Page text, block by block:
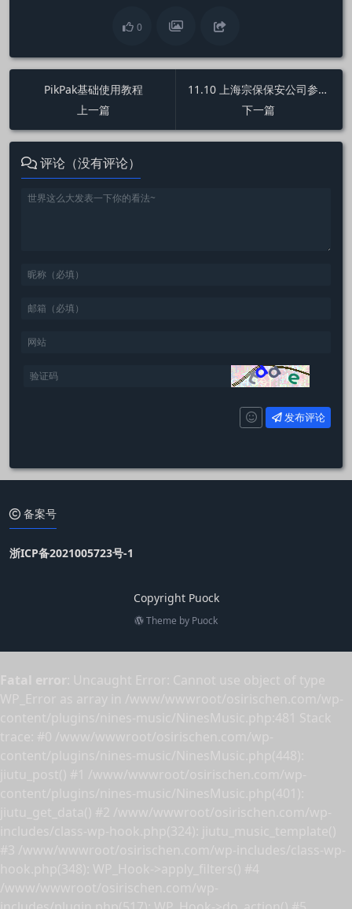
0
PikPak基础使用教程
上一篇
11.10 上海宗保保安公司参观见学
下一篇
评论（没有评论）
发布评论
备案号
浙ICP备2021005723号-1
Copyright Puock
Theme by Puock